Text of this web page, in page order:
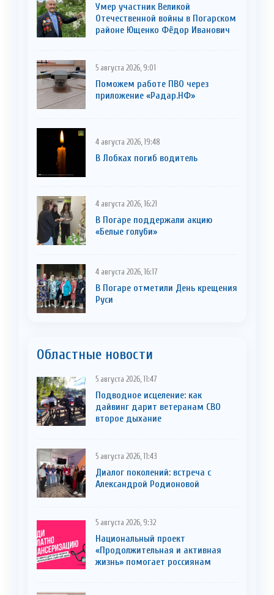
Умер участник Великой
Отечественной войны в Погарском
районе Ющенко Фёдор Иванович
5 августа 2026, 9:01
Поможем работе ПВО через
приложение «Радар.НФ»
4 августа 2026, 19:48
В Лобках погиб водитель
4 августа 2026, 16:21
В Погаре поддержали акцию
«Белые голуби»
4 августа 2026, 16:17
В Погаре отметили День крещения
Руси
Областные новости
5 августа 2026, 11:47
Подводное исцеление: как
дайвинг дарит ветеранам СВО
второе дыхание
5 августа 2026, 11:43
Диалог поколений: встреча с
Александрой Родионовой
5 августа 2026, 9:32
Национальный проект
«Продолжительная и активная
жизнь» помогает россиянам